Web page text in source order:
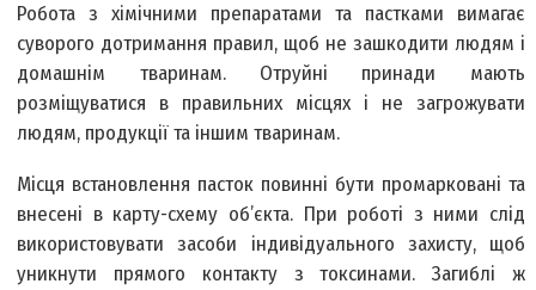
Робота з хімічними препаратами та пастками вимагає
суворого дотримання правил, щоб не зашкодити людям і
домашнім тваринам. Отруйні принади мають
розміщуватися в правильних місцях і не загрожувати
людям, продукції та іншим тваринам.
Місця встановлення пасток повинні бути промарковані та
внесені в карту-схему об’єкта. При роботі з ними слід
використовувати засоби індивідуального захисту, щоб
уникнути прямого контакту з токсинами. Загиблі ж